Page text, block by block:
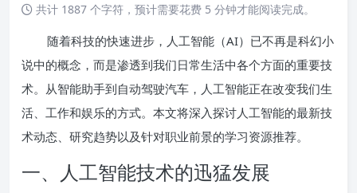
共计 1887 个字符，预计需要花费 5 分钟才能阅读完成。
随着科技的快速进步，人工智能（AI）已不再是科幻小
说中的概念，而是渗透到我们日常生活中各个方面的重要技
术。从智能助手到自动驾驶汽车，人工智能正在改变我们生
活、工作和娱乐的方式。本文将深入探讨人工智能的最新技
术动态、研究趋势以及针对职业前景的学习资源推荐。
一、人工智能技术的迅猛发展